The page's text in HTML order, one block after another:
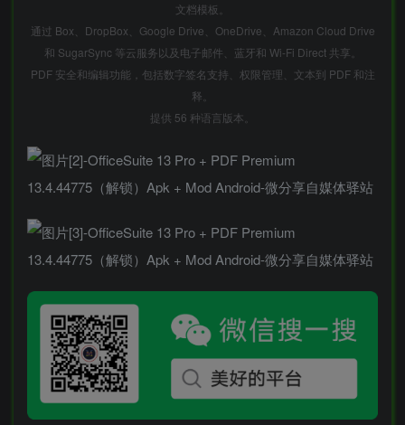
文档模板。
通过 Box、DropBox、Google Drive、OneDrive、Amazon Cloud Drive
和 SugarSync 等云服务以及电子邮件、蓝牙和 Wi-Fi Direct 共享。
PDF 安全和编辑功能，包括数字签名支持、权限管理、文本到 PDF 和注
释。
提供 56 种语言版本。